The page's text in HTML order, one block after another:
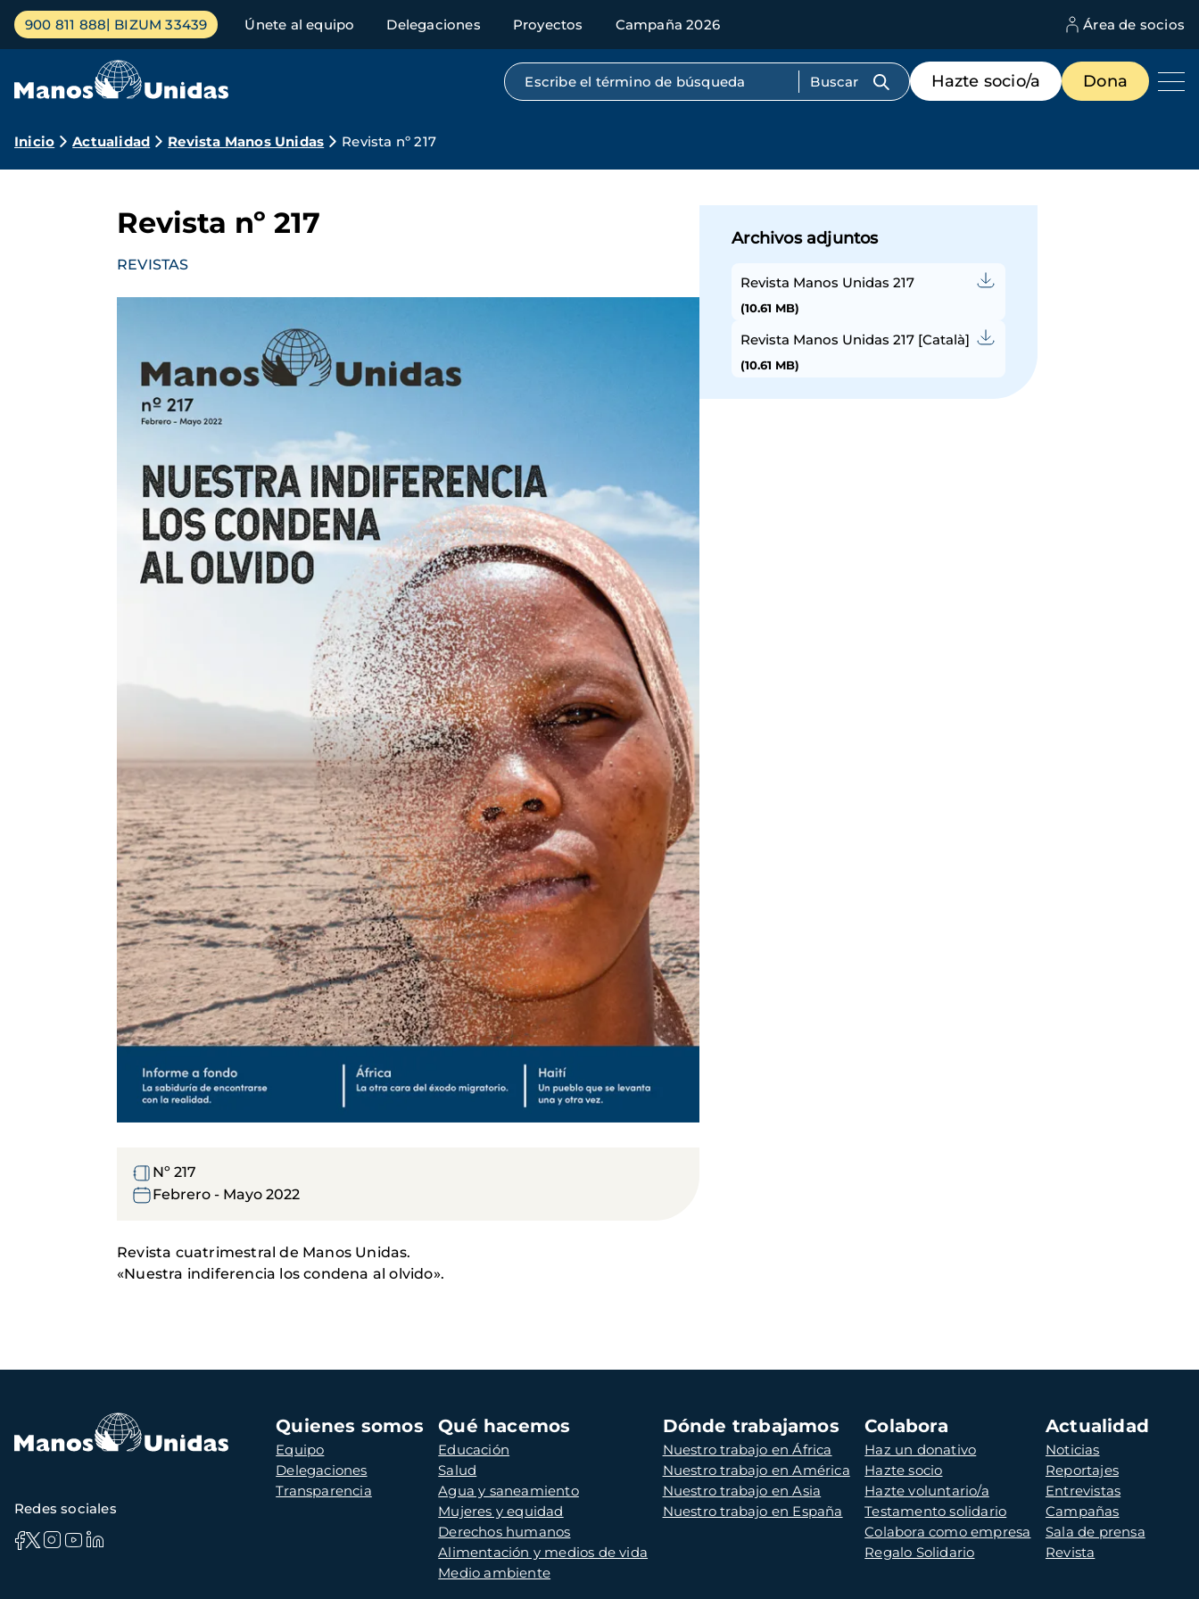
Pasar
contenido
Menú
principal
900 811 888 BIZUM 33439 Únete al equipo Delegaciones Proyectos Campaña 2026 Área de socios
Búsqueda por texto completo
Menú
de
destacados
Hazte socio/a Dona
Ruta
navegación
Inicio Actualidad Revista Manos Unidas Revista nº 217
Revista nº 217
REVISTAS
Nº 217
Febrero - Mayo 2022
Revista cuatrimestral de Manos Unidas.
«Nuestra indiferencia los condena al olvido».
Archivos adjuntos
Revista Manos Unidas 217
(10.61 MB)
Revista Manos Unidas 217 [Català]
(10.61 MB)
Navegación
principal
Quienes somos
Equipo
Delegaciones
Transparencia
Qué hacemos
Educación
Salud
Agua y saneamiento
Mujeres y equidad
Derechos humanos
Alimentación y medios de vida
Medio ambiente
Dónde trabajamos
Nuestro trabajo en África
Nuestro trabajo en América
Nuestro trabajo en Asia
Nuestro trabajo en España
Colabora
Haz un donativo
Hazte socio
Hazte voluntario/a
Testamento solidario
Colabora como empresa
Regalo Solidario
Actualidad
Noticias
Reportajes
Entrevistas
Campañas
Sala de prensa
Revista
Redes sociales